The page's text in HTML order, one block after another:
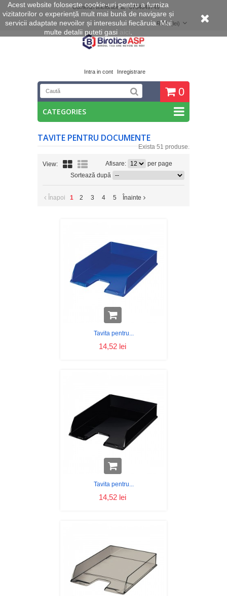
Comenzi telefonice la : 0734649749
RON (lei)
0
Intra in cont Inregistrare
CATEGORIES
TAVITE PENTRU DOCUMENTE
Exista 51 produse.
View:
Sortează după
Afisare: per page
Înapoi 1 2 3 4 5 Înainte
Tavita pentru...
14,52 lei
Tavita pentru...
14,52 lei
Acest website foloseste cookie-uri pentru a furniza
vizitatorilor o experiență mult mai bună de navigare și
servicii adaptate nevoilor și interesului fiecăruia. Mai
multe detalii puteti gasi aici